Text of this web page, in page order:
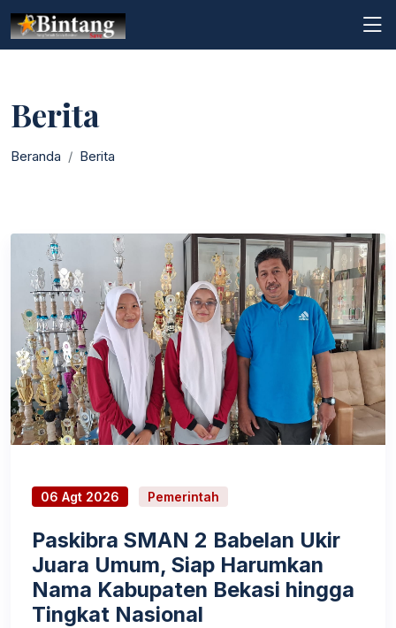
Berita
Beranda Berita
06 Agt 2026 Pemerintah
Paskibra SMAN 2 Babelan Ukir
Juara Umum, Siap Harumkan
Nama Kabupaten Bekasi hingga
Tingkat Nasional